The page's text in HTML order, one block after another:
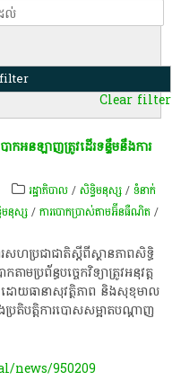
Clear filter
ោកអនឡាញត្រូវដើរទន្ទឹមនឹងការ
រដ្ឋាភិបាល /សិទ្ធិមនុស្ស /ទំនាក់
មនុស្ស /ការបោកប្រាស់តាមអ៊ីនធឺណិត /
សហប្រជាជាតិស្តីពីស្ថានភាពសិទ្ធិ
ាមប្រព័ន្ធបច្ចេកវិទ្យាត្រូវអនុវត្ត
យធានាសុវត្ថិភាព និងសុខុមាល
ប្រតិបត្តិការបោសសម្អាតបណ្ដាញ
news/950209